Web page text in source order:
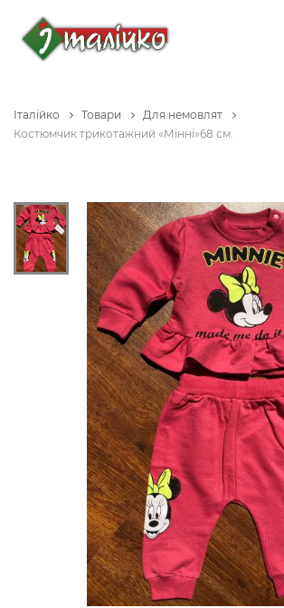
Італійко Товари
Для немовлят
Костюмчик трикотажний «Мінні»68 см.